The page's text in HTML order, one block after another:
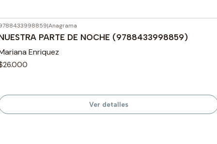
Agotado |Anagrama
PARTE DE NOCHE (9788433998859)
Enriquez
Ver detalles